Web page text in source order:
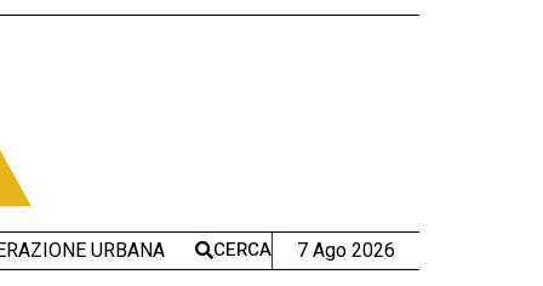
URBANA CERCA 7 Ago 2026